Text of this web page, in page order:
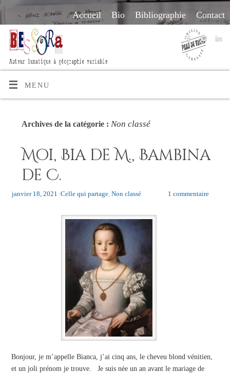
Accueil Bio Bibliographie Contact
MENU
Archives de la catégorie : Non classé
Moi, Bia de M., Bambina
de C.
janvier 18, 2021 |Celle qui partage, Non classé 1 commentaire
Bonjour, je m’appelle Bianca, j’ai cinq ans, le cheveu blond vénitien,
et un joli prénom je trouve. Je suis née un an avant le mariage de